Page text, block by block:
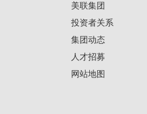
美联集团
投资者关系
集团动态
人才招募
网站地图